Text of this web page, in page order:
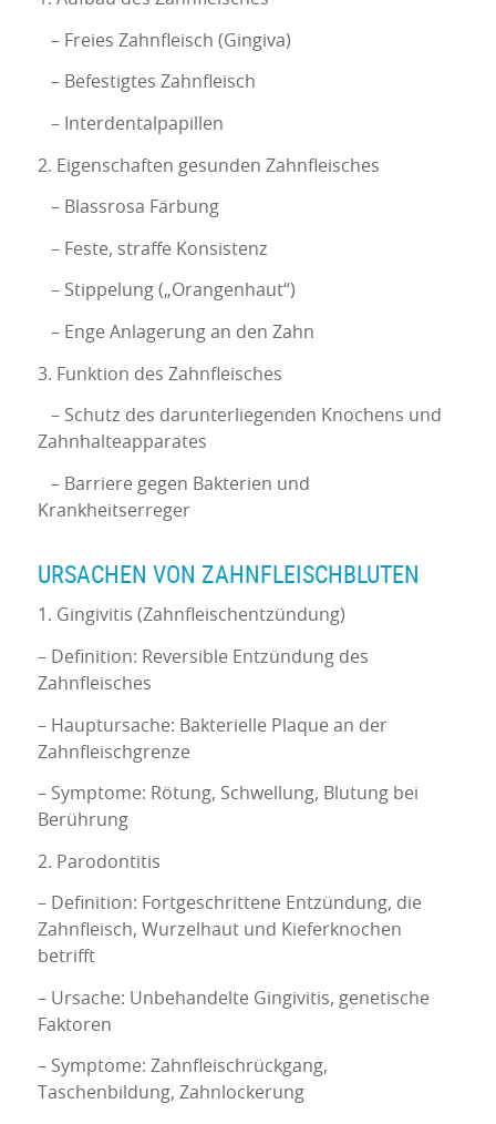
– Freies Zahnfleisch (Gingiva)
– Befestigtes Zahnfleisch
– Interdentalpapillen
2. Eigenschaften gesunden Zahnfleisches
– Blassrosa Färbung
– Feste, straffe Konsistenz
– Stippelung („Orangenhaut“)
– Enge Anlagerung an den Zahn
3. Funktion des Zahnfleisches
– Schutz des darunterliegenden Knochens und
Zahnhalteapparates
– Barriere gegen Bakterien und
Krankheitserreger
URSACHEN VON ZAHNFLEISCHBLUTEN
1. Gingivitis (Zahnfleischentzündung)
– Definition: Reversible Entzündung des
Zahnfleisches
– Hauptursache: Bakterielle Plaque an der
Zahnfleischgrenze
– Symptome: Rötung, Schwellung, Blutung bei
Berührung
2. Parodontitis
– Definition: Fortgeschrittene Entzündung, die
Zahnfleisch, Wurzelhaut und Kieferknochen
betrifft
– Ursache: Unbehandelte Gingivitis, genetische
Faktoren
– Symptome: Zahnfleischrückgang,
Taschenbildung, Zahnlockerung